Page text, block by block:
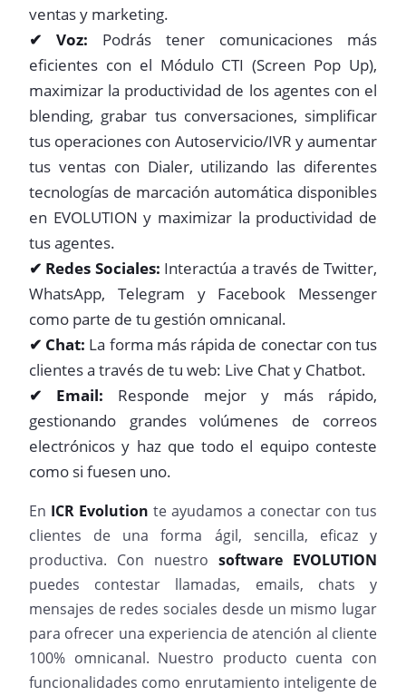
ventas y marketing.
✔ Voz: Podrás tener comunicaciones más
eficientes con el Módulo CTI (Screen Pop Up),
maximizar la productividad de los agentes con el
blending, grabar tus conversaciones, simplificar
tus operaciones con Autoservicio/IVR y aumentar
tus ventas con Dialer, utilizando las diferentes
tecnologías de marcación automática disponibles
en EVOLUTION y maximizar la productividad de
tus agentes.
✔ Redes Sociales: Interactúa a través de Twitter,
WhatsApp, Telegram y Facebook Messenger
como parte de tu gestión omnicanal.
✔ Chat: La forma más rápida de conectar con tus
clientes a través de tu web: Live Chat y Chatbot.
✔ Email: Responde mejor y más rápido,
gestionando grandes volúmenes de correos
electrónicos y haz que todo el equipo conteste
como si fuesen uno.
En ICR Evolution te ayudamos a conectar con tus
clientes de una forma ágil, sencilla, eficaz y
productiva. Con nuestro software EVOLUTION
puedes contestar llamadas, emails, chats y
mensajes de redes sociales desde un mismo lugar
para ofrecer una experiencia de atención al cliente
100% omnicanal. Nuestro producto cuenta con
funcionalidades como enrutamiento inteligente de